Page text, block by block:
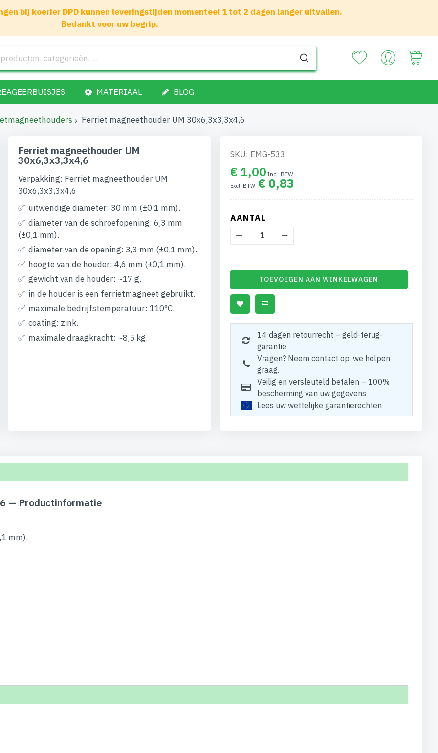
bij koerier DPD kunnen leveringstijden momenteel 1 tot 2 dagen langer uitvallen.
Bedankt voor uw begrip.
MATERIAAL BLOG
Ferriet magneethouder UM 30x6,3x3,3x4,6
Ferriet magneethouder UM
30x6,3x3,3x4,6
Verpakking: Ferriet magneethouder UM
30x6,3x3,3x4,6
uitwendige diameter: 30 mm (±0,1 mm).
diameter van de schroefopening: 6,3 mm
(±0,1 mm).
diameter van de opening: 3,3 mm (±0,1 mm).
hoogte van de houder: 4,6 mm (±0,1 mm).
gewicht van de houder: ~17 g.
in de houder is een ferrietmagneet gebruikt.
maximale bedrijfstemperatuur: 110°C.
coating: zink.
maximale draagkracht: ~8,5 kg.
SKU: EMG-533
€ 1,00
€ 0,83
AANTAL
TOEVOEGEN AAN WINKELWAGEN
14 dagen retourrecht – geld-terug-
garantie
Vragen? Neem contact op, we helpen
graag.
Veilig en versleuteld betalen – 100%
bescherming van uw gegevens
Lees uw wettelijke garantierechten
— Productinformatie
mm).